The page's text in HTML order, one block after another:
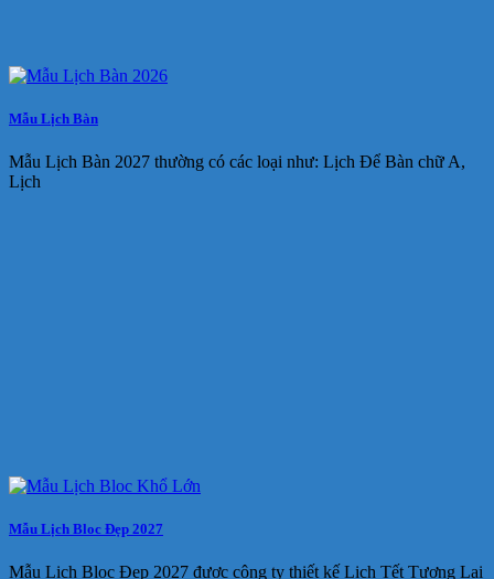
Mẫu Lịch Bàn
Mẫu Lịch Bàn 2027 thường có các loại như: Lịch Để Bàn chữ A,
Lịch
Mẫu Lịch Bloc Đẹp 2027
Mẫu Lịch Bloc Đẹp 2027 được công ty thiết kế Lịch Tết Tương Lai